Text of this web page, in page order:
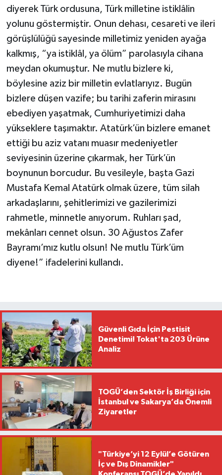
diyerek Türk ordusuna, Türk milletine istiklâlin
yolunu göstermiştir. Onun dehası, cesareti ve ileri
görüşlülüğü sayesinde milletimiz yeniden ayağa
kalkmış, “ya istiklâl, ya ölüm” parolasıyla cihana
meydan okumuştur. Ne mutlu bizlere ki,
böylesine aziz bir milletin evlatlarıyız. Bugün
bizlere düşen vazife; bu tarihi zaferin mirasını
ebediyen yaşatmak, Cumhuriyetimizi daha
yükseklere taşımaktır. Atatürk’ün bizlere emanet
ettiği bu aziz vatanı muasır medeniyetler
seviyesinin üzerine çıkarmak, her Türk’ün
boynunun borcudur. Bu vesileyle, başta Gazi
Mustafa Kemal Atatürk olmak üzere, tüm silah
arkadaşlarını, şehitlerimizi ve gazilerimizi
rahmetle, minnetle anıyorum. Ruhları şad,
mekânları cennet olsun. 30 Ağustos Zafer
Bayramı’mız kutlu olsun! Ne mutlu Türk’üm
diyene!” ifadelerini kullandı.
Güvenli Gıda İçin Pestisit
Denetimi! Tokat'ta 203 Ürüne
Analiz
TOGÜ’den Sektör İş Birliği için
İstanbul ve Sakarya’da Önemli
Ziyaretler
"Türkiye’yi 12 Eylül’e Götüren
İç ve Dış Dinamikler"